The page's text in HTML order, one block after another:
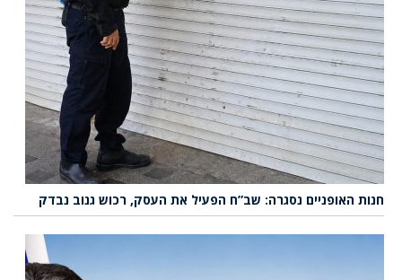
חנות האופניים נסגרה: שב”ח הפעיל את העסק, רכוש גנוב נבדק